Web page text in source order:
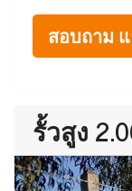
สอบถาม
รั้วสูง